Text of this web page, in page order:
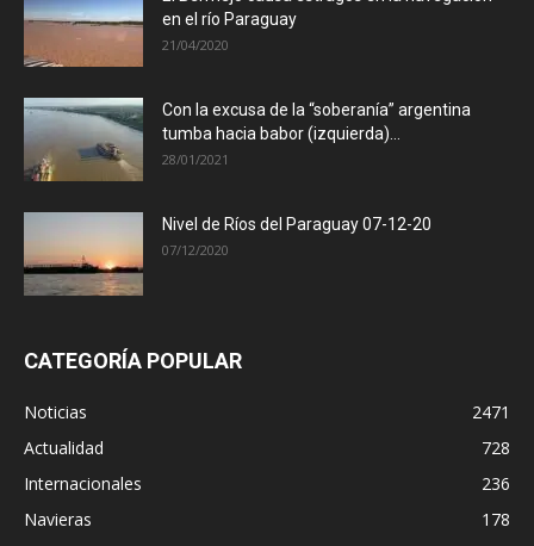
en el río Paraguay
21/04/2020
Con la excusa de la “soberanía” argentina
tumba hacia babor (izquierda)...
28/01/2021
Nivel de Ríos del Paraguay 07-12-20
07/12/2020
CATEGORÍA POPULAR
Noticias
2471
Actualidad
728
Internacionales
236
Navieras
178